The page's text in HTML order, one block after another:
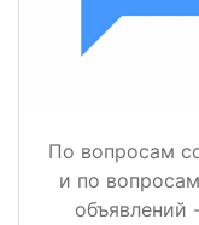
По вопросам
и по
объявлений